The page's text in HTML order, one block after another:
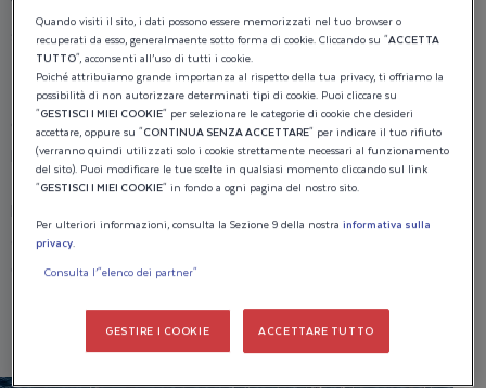
sicurezza a tutte le velocità.
Barracuda: una disposizione incentrata sulla pesca in
famiglia, con vasca per il vivo, contenitori per il pesce,
cassetti per le esche, portacanne e posti a sedere
pieghevoli.
Sleeper: esclusiva di questo modello, offre due posti
durante la notte.
Ogni modello è progettato per un uso preciso, ispirato alla
edemozioni.
Quando visiti il sito, i dati possono essere memorizzati nel tuo browser o
recuperati da esso, generalmaente sotto forma di cookie. Cliccando su "ACCETTA
TUTTO", acconsenti all’uso di tutti i cookie.
Poiché attribuiamo grande importanza al rispetto della tua privacy, ti offriamo la
possibilità di non autorizzare determinati tipi di cookie. Puoi cliccare su
"GESTISCI I MIEI COOKIE" per selezionare le categorie di cookie che desideri
accettare, oppure su "CONTINUA SENZA ACCETTARE" per indicare il tuo rifiuto
(verranno quindi utilizzati solo i cookie strettamente necessari al funzionamento
del sito). Puoi modificare le tue scelte in qualsiasi momento cliccando sul link
"GESTISCI I MIEI COOKIE" in fondo a ogni pagina del nostro sito.
Per ulteriori informazioni, consulta la Sezione 9 della nostrainformativa sulla
privacy.
Consulta l’"elenco dei partner"
GESTIRE I COOKIE ACCETTARE TUTTO